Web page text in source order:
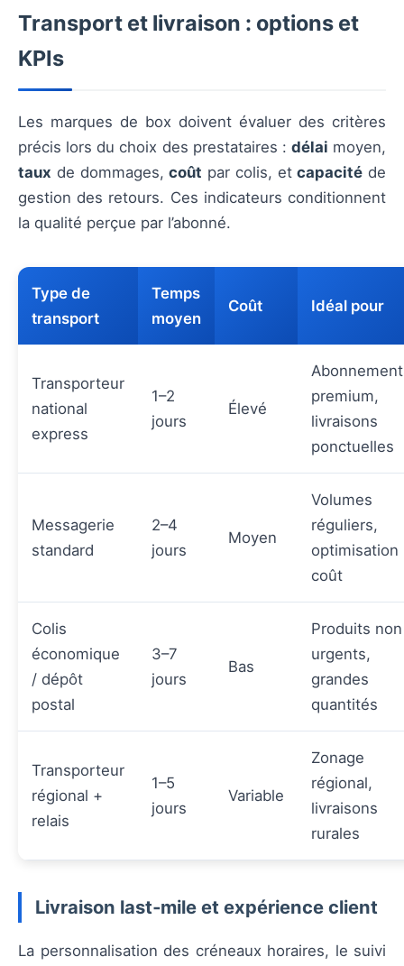
Transport et livraison : options et
KPIs
Les marques de box doivent évaluer des critères
précis lors du choix des prestataires : délai moyen,
taux de dommages,coût par colis, etcapacité de
gestion des retours. Ces indicateurs conditionnent
la qualité perçue par l’abonné.
Type de
transport
Temps
moyen
Coût Idéal pour
Transporteur
national
express
1–2
jours
Élevé
premium,
livraisons
ponctuelles
Messagerie
standard
2–4
jours
Moyen
Volumes
réguliers,
optimisation
coût
Colis
économique
/ dépôt
postal
3–7
jours
Bas
Produits non
urgents,
grandes
quantités
Transporteur
régional +
relais
1–5
jours
Variable
Zonage
régional,
livraisons
rurales
Livraison last‑mile et expérience client
La personnalisation des créneaux horaires, le suivi